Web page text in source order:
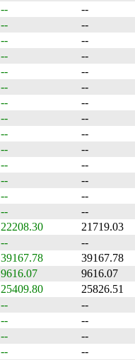
--
--
--
--
--
--
--
--
--
--
--
--
--
--
--
--
--
--
--
--
--
--
--
--
--
--
--
--
22208.30
21719.03
--
--
39167.78
39167.78
9616.07
9616.07
25409.80
25826.51
--
--
--
--
--
--
--
--